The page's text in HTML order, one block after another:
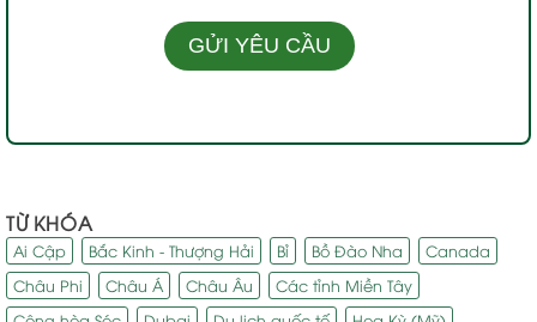
TỪ KHÓA
Ai Cập Bắc Kinh - Thượng Hải Bỉ Bồ Đào Nha
Canada
Châu Phi
Châu Á Châu Âu
Các tỉnh Miền Tây